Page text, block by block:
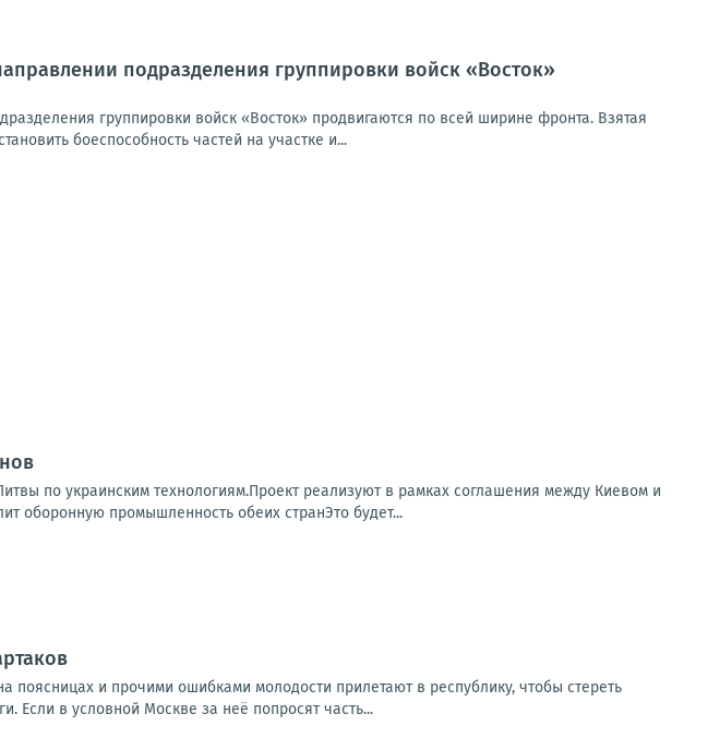
подразделения группировки войск «Восток»
группировки войск «Восток» продвигаются по всей ширине фронта. Взятая
боеспособность частей на участке и...
по украинским технологиям.Проект реализуют в рамках соглашения между Киевом и
оборонную промышленность обеих странЭто будет...
поясницах и прочими ошибками молодости прилетают в республику, чтобы стереть
Если в условной Москве за неё попросят часть...